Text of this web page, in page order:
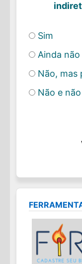
Sim
Ainda não
Não, mas
Não e